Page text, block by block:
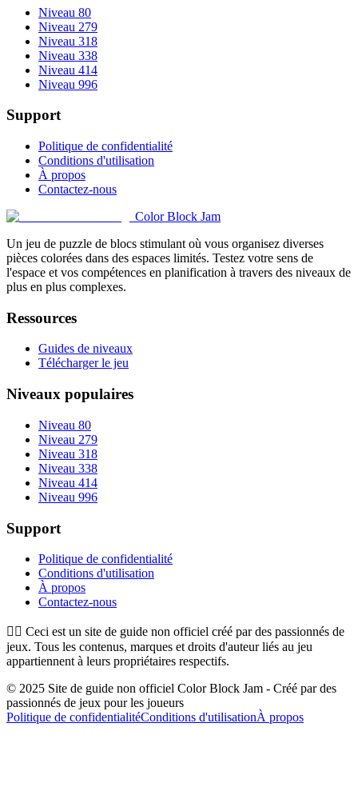
Niveau 80
Niveau 279
Niveau 318
Niveau 338
Niveau 414
Niveau 996
Support
Politique de confidentialité
Conditions d'utilisation
À propos
Contactez-nous
Color Block Jam
Un jeu de puzzle de blocs stimulant où vous organisez diverses
pièces colorées dans des espaces limités. Testez votre sens de
l'espace et vos compétences en planification à travers des niveaux de
plus en plus complexes.
Ressources
Guides de niveaux
Télécharger le jeu
Niveaux populaires
Niveau 80
Niveau 279
Niveau 318
Niveau 338
Niveau 414
Niveau 996
Support
Politique de confidentialité
Conditions d'utilisation
À propos
Contactez-nous
👉🏻 Ceci est un site de guide non officiel créé par des passionnés de
jeux. Tous les contenus, marques et droits d'auteur liés au jeu
appartiennent à leurs propriétaires respectifs.
© 2025 Site de guide non officiel Color Block Jam - Créé par des
passionnés de jeux pour les joueurs
Politique de confidentialitéConditions d'utilisationÀ propos